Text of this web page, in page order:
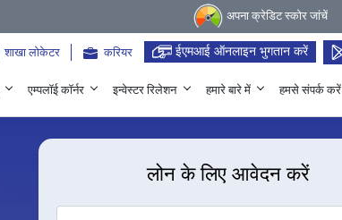
अपना क्रेडिट स्कोर जांचें
शाखा लोकेटर करियर ईएमआई ऑनलाइन भुगतान करें
एम्पलॉई कॉर्नर इन्वेस्टर रिलेशन हमारे बारे में हमसे संपर्क करें
लोन के लिए आवेदन करें